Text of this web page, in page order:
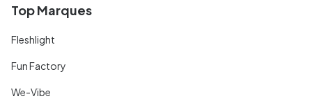
Top Marques
Fleshlight
Fun Factory
We-Vibe